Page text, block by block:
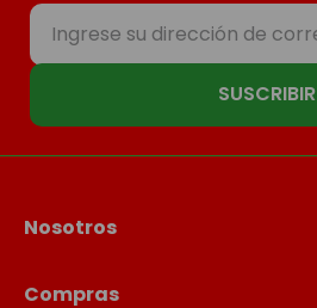
SUSCRIBIR
Nosotros
Compras